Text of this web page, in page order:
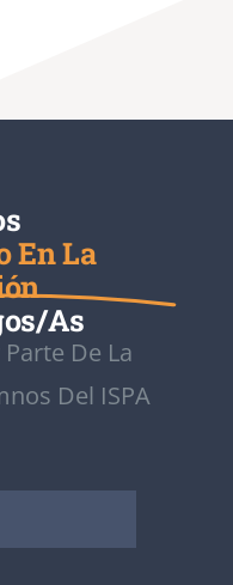
En La
as
De La
Del ISPA